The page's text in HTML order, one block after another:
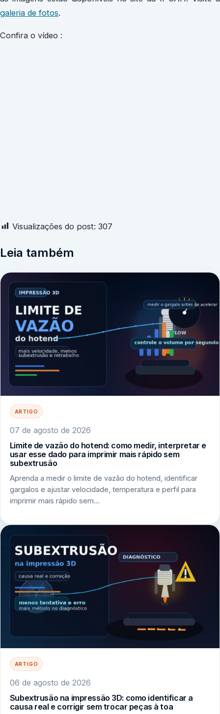
galeria de fotos.
Confira o vídeo :
Visualizações do post: 307
Leia também
ARTIGO
07 de agosto de 2026
Limite de vazão do hotend: como medir, interpretar e
usar esse dado para imprimir mais rápido sem
subextrusão
Aprenda a medir o limite de vazão do hotend, identificar
gargalos e ajustar velocidade, temperatura e perfil para
imprimir mais rápido sem…
ARTIGO
06 de agosto de 2026
Subextrusão na impressão 3D: como identificar a
causa real e corrigir sem trocar peças à toa